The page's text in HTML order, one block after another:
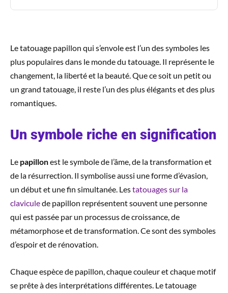
Le tatouage papillon qui s’envole est l’un des symboles les
plus populaires dans le monde du tatouage. Il représente le
changement, la liberté et la beauté. Que ce soit un petit ou
un grand tatouage, il reste l’un des plus élégants et des plus
romantiques.
Un symbole riche en signification
Le papillonest le symbole de l’âme, de la transformation et
de la résurrection. Il symbolise aussi une forme d’évasion,
un début et une fin simultanée. Lestatouages sur la
claviculede papillon représentent souvent une personne
qui est passée par un processus de croissance, de
métamorphose et de transformation. Ce sont des symboles
d’espoir et de rénovation.
Chaque espèce de papillon, chaque couleur et chaque motif
se prête à des interprétations différentes. Le tatouage